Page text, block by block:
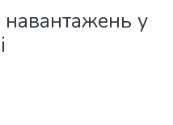
навантажень у